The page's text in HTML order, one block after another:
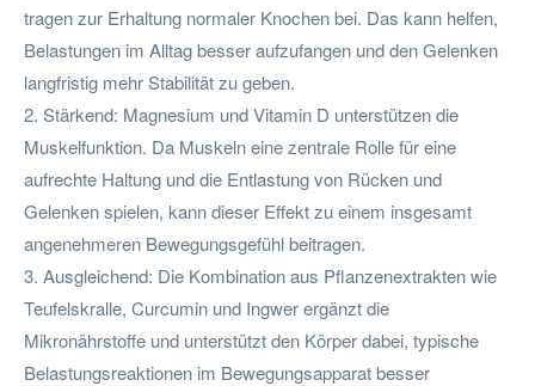
tragen zur Erhaltung normaler Knochen bei. Das kann helfen,
Belastungen im Alltag besser aufzufangen und den Gelenken
langfristig mehr Stabilität zu geben.
2. Stärkend: Magnesium und Vitamin D unterstützen die
Muskelfunktion. Da Muskeln eine zentrale Rolle für eine
aufrechte Haltung und die Entlastung von Rücken und
Gelenken spielen, kann dieser Effekt zu einem insgesamt
angenehmeren Bewegungsgefühl beitragen.
3. Ausgleichend: Die Kombination aus Pflanzenextrakten wie
Teufelskralle, Curcumin und Ingwer ergänzt die
Mikronährstoffe und unterstützt den Körper dabei, typische
Belastungsreaktionen im Bewegungsapparat besser